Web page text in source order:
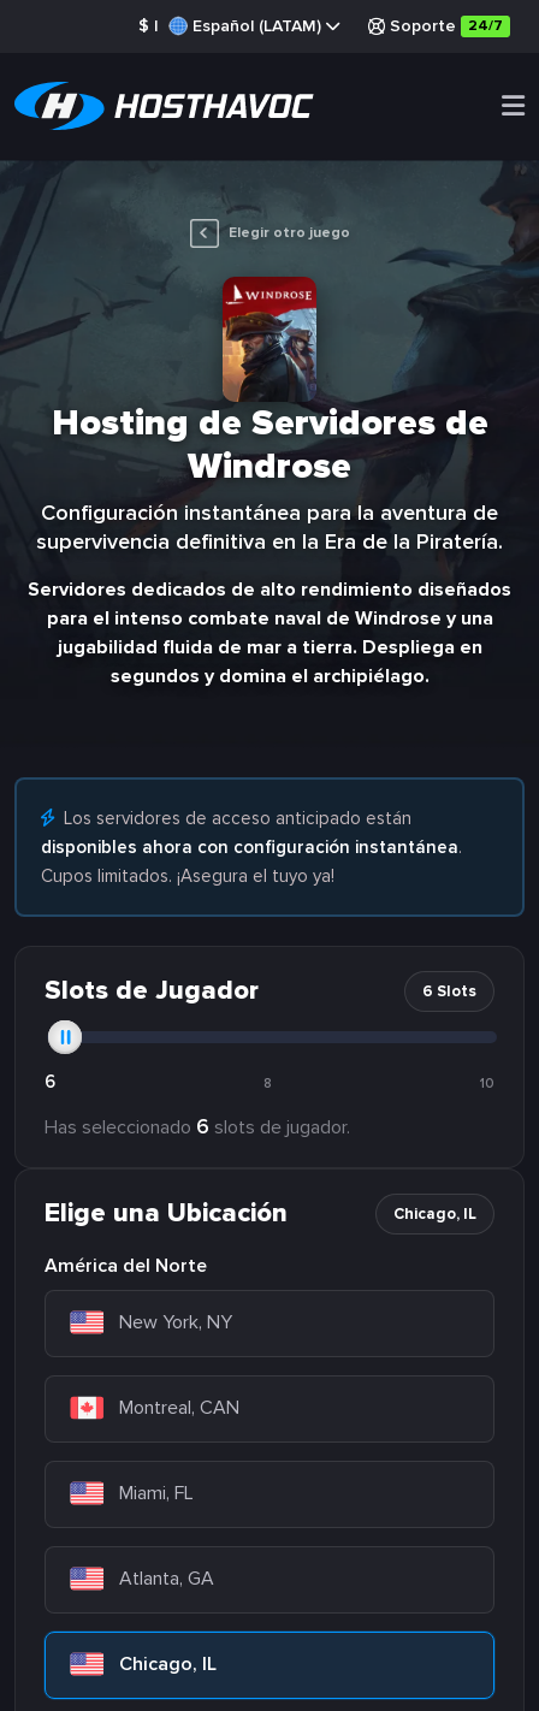
$ | Español (LATAM) Soporte 24/7
Elegir otro juego
Hosting de Servidores de
Windrose
Configuración instantánea para la aventura de
supervivencia definitiva en la Era de la Piratería.
Servidores dedicados de alto rendimiento diseñados
para el intenso combate naval de Windrose y una
jugabilidad fluida de mar a tierra. Despliega en
segundos y domina el archipiélago.
Los servidores de acceso anticipado están
disponibles ahora con configuración instantánea.
Cupos limitados. ¡Asegura el tuyo ya!
Slots de Jugador 6 Slots
6 8 10
Has seleccionado 6 slots de jugador.
Elige una Ubicación Chicago, IL
América del Norte
New York, NY
Montreal, CAN
Miami, FL
Atlanta, GA
Chicago, IL